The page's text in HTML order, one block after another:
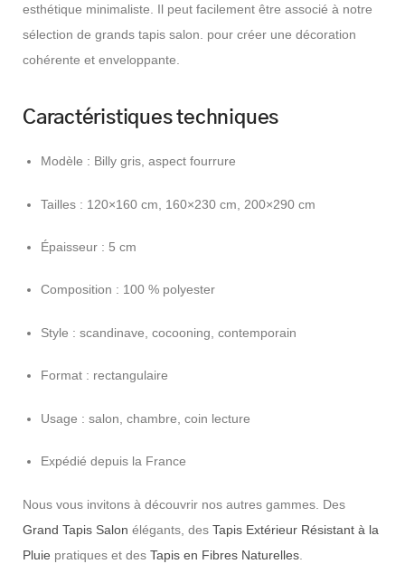
esthétique minimaliste. Il peut facilement être associé à notre
sélection de grands tapis salon. pour créer une décoration
cohérente et enveloppante.
Caractéristiques techniques
Modèle : Billy gris, aspect fourrure
Tailles : 120×160 cm, 160×230 cm, 200×290 cm
Épaisseur : 5 cm
Composition : 100 % polyester
Style : scandinave, cocooning, contemporain
Format : rectangulaire
Usage : salon, chambre, coin lecture
Expédié depuis la France
Nous vous invitons à découvrir nos autres gammes. Des
Grand Tapis Salon élégants, des Tapis Extérieur Résistant à la
Pluie pratiques et des Tapis en Fibres Naturelles